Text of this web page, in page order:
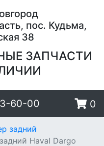
пос. Кудьма,
38
ЗАПЧАСТИ
60-00 0
задний
Haval Dargo